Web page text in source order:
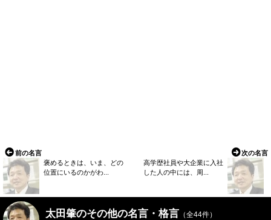
前の名言
褒めるときは、いま、どの
位置にいるのかがわ...
次の名言
高学歴社員や大企業に入社
した人の中には、周...
太田肇のその他の名言・格言 （全44件）